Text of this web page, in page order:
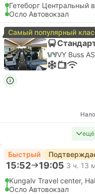
Гетеборг Центральный
Осло Автовокзал
Самый популярный
VY Buss AS
ещё
Быстрый
15:52 19:05 3 ч. 13
Kungalv Travel center,
Осло Автовокзал